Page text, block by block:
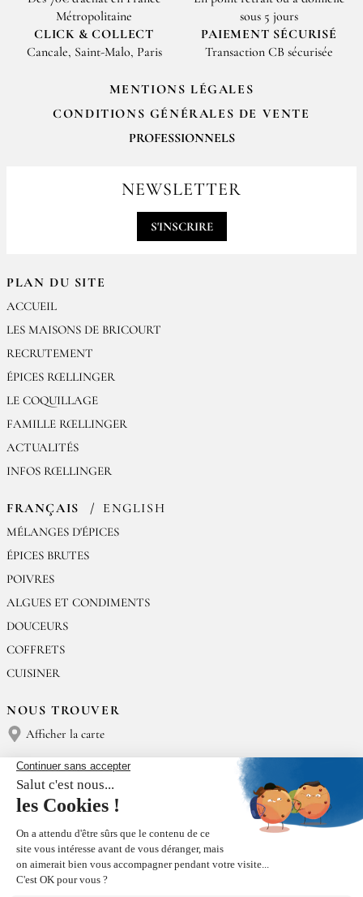
Métropolitaine
sous 5 jours
CLICK & COLLECT
Cancale, Saint-Malo, Paris
PAIEMENT SÉCURISÉ
Transaction CB sécurisée
PLAN DU SITE
ACCUEIL
LES MAISONS DE BRICOURT
RECRUTEMENT
ÉPICES RŒLLINGER
LE COQUILLAGE
FAMILLE RŒLLINGER
ACTUALITÉS
INFOS RŒLLINGER
FRANÇAIS ENGLISH
MÉLANGES D'ÉPICES
ÉPICES BRUTES
POIVRES
ALGUES ET CONDIMENTS
DOUCEURS
COFFRETS
CUISINER
NOUS TROUVER
Afficher la carte
NOUS CONTACTER
Épices Rœllinger
Tél : (+33) 02 23 15 13 91
TRI DE NOS EMBALLAGES
MENTIONS LÉGALES
CONDITIONS GÉNÉRALES DE VENTE
PROFESSIONNELS
contact@epices-roellinger.comNEWSLETTER
S'INSCRIRE